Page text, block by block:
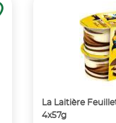
La Laitière
4x57g